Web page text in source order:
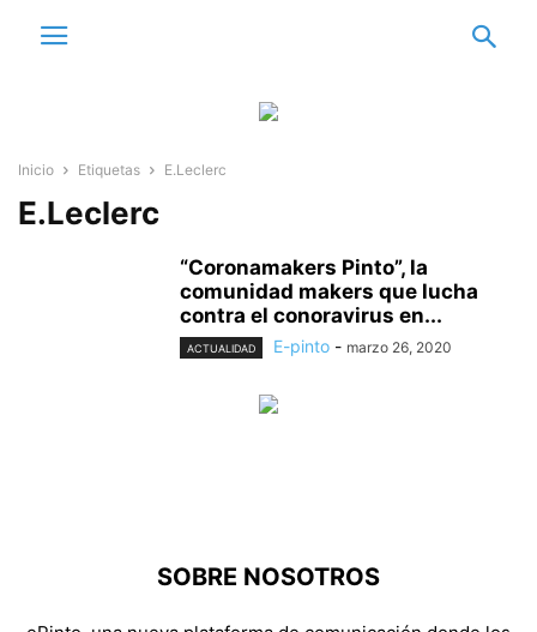
Inicio Etiquetas E.Leclerc
E.Leclerc
“Coronamakers Pinto”, la
comunidad makers que lucha
contra el conoravirus en...
ACTUALIDAD E-pinto - marzo 26, 2020
SOBRE NOSOTROS